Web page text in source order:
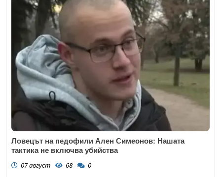
Ловецът на педофили Ален Симеонов: Нашата
тактика не включва убийства
07 август 68 0